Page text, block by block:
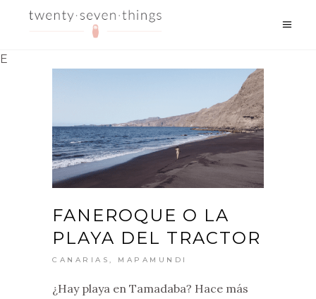
E
FANEROQUE O LA
PLAYA DEL TRACTOR
CANARIAS , MAPAMUNDI
¿Hay playa en Tamadaba? Hace más